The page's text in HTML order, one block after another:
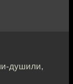
душили,